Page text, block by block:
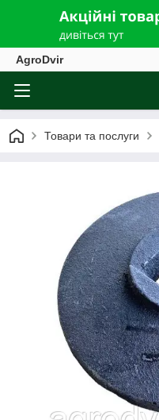
AgroDvir
Товари та послуги